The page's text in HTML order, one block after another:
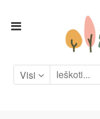
Skip
Skip
Visi